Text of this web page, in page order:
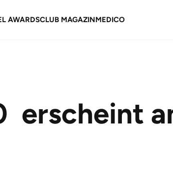
AWARDSCLUB MAGAZINMEDICO
erscheint